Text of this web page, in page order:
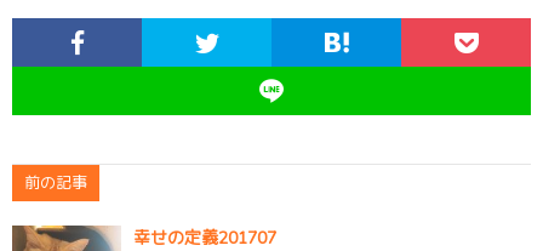
前の記事
幸せの定義201707